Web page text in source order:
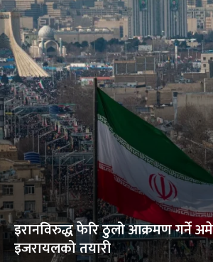
इरानविरुद्ध फेरि ठुलो आक्रमण गर्ने
इजरायलको तयारी